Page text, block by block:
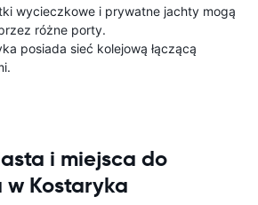
wycieczkowe i prywatne jachty mogą
różne porty.
posiada sieć kolejową łączącą
i miejsca do
Kostaryka